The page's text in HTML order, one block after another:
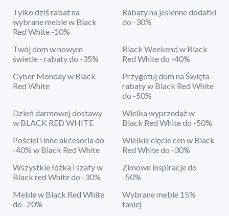
Tylko dziś rabat na
wybrane meble w Black
Red White -10%
Rabaty na jesienne dodatki
do -30%
Twój dom w nowym
świetle - rabaty do -35%
Black Weekend w Black
Red White do -40%
Cyber Monday w Black
Red White
Przygotuj dom na Święta -
rabaty w Black Red White
do -50%
Dzień darmowej dostawy
w BLACK RED WHITE
Wielka wyprzedaż w
Black Red White do -50%
Pościel i inne akcesoria do
-40% w Black Red White
Wielkie cięcie cen w Black
Red White do -30%
Wszystkie łóżka i szafy w
Black red White do -30%
Zimowe inspiracje do
-50%
Meble w Black Red White
do -20%
Wybrane meble 15%
taniej